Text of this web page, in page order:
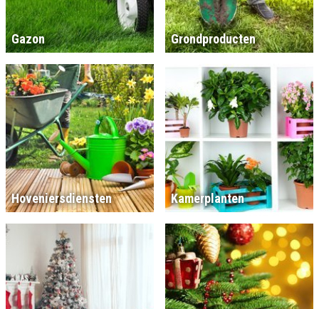
Gazon Grondproducten
Hoveniersdiensten Kamerplanten